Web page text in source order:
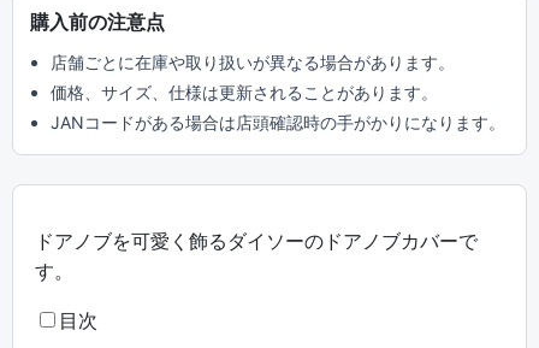
購入前の注意点
店舗ごとに在庫や取り扱いが異なる場合があります。
価格、サイズ、仕様は更新されることがあります。
JANコードがある場合は店頭確認時の手がかりになります。
ドアノブを可愛く飾るダイソーのドアノブカバーで
す。
目次